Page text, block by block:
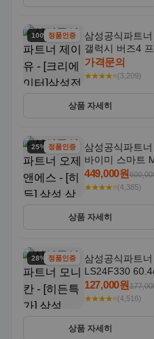
100% 할인
정품인증
삼성공식파트
갤럭시 버즈4
SM-R640N
가격문의
★★★★⭐(3,209)
상품 자세히
25% 할인정품인증
삼성공식파트
바이미 스마트
OTT 패키지
449,000원
★★★★⭐(4,385)
상품 자세히
28% 할인정품인증
삼성공식파트
LS24F330
컴퓨터 모니터
127,000원
★★★★⭐(4,516)
상품 자세히